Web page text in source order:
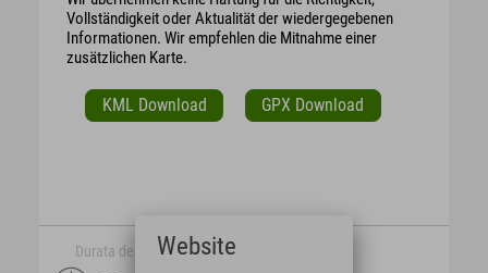
Vollständigkeit oder Aktualität der wiedergegebenen
Informationen. Wir empfehlen die Mitnahme einer
zusätzlichen Karte.
KML Download GPX Download
Durata del tempoWebsite